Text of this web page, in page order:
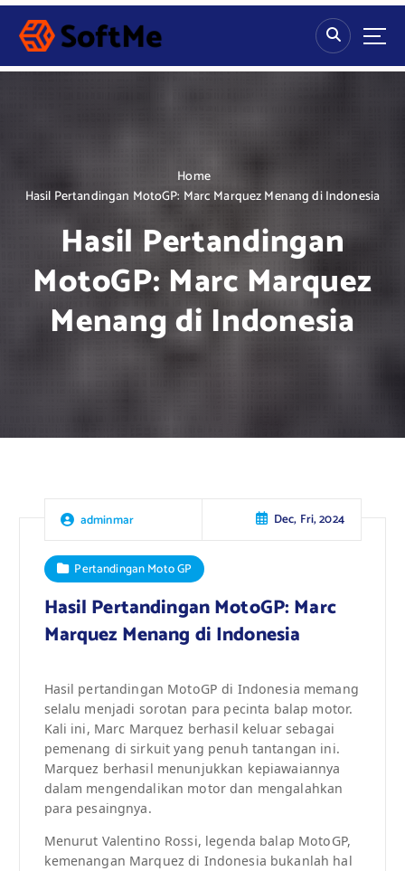
S
p
Home
Hasil Pertandingan MotoGP: Marc Marquez Menang di Indonesia
Hasil Pertandingan
MotoGP: Marc Marquez
Menang di Indonesia
adminmar Dec, Fri, 2024
Pertandingan Moto GP
Hasil Pertandingan MotoGP: Marc
Marquez Menang di Indonesia
Hasil pertandingan MotoGP di Indonesia memang
selalu menjadi sorotan para pecinta balap motor.
Kali ini, Marc Marquez berhasil keluar sebagai
pemenang di sirkuit yang penuh tantangan ini.
Marquez berhasil menunjukkan kepiawaiannya
dalam mengendalikan motor dan mengalahkan
para pesaingnya.
Menurut Valentino Rossi, legenda balap MotoGP,
kemenangan Marquez di Indonesia bukanlah hal